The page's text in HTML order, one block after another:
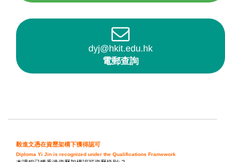
dyj@hkit.edu.hk
電郵查詢
毅進文憑在資歷架構下獲得認可
Diploma Yi Jin is recognized under the Qualifications Framework